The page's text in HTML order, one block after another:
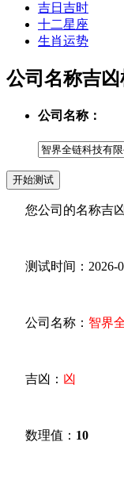
吉日吉时
十二星座
生肖运势
公司名称吉
公司名称：
您公司的名称吉凶
测试时间：2026-
公司名称： 智界
吉凶： 凶
数理值： 10